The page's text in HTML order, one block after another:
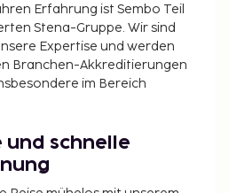
Erfahrung ist Sembo Teil
Stena-Gruppe. Wir sind
Expertise und werden
Branchen-Akkreditierungen
im Bereich
und schnelle